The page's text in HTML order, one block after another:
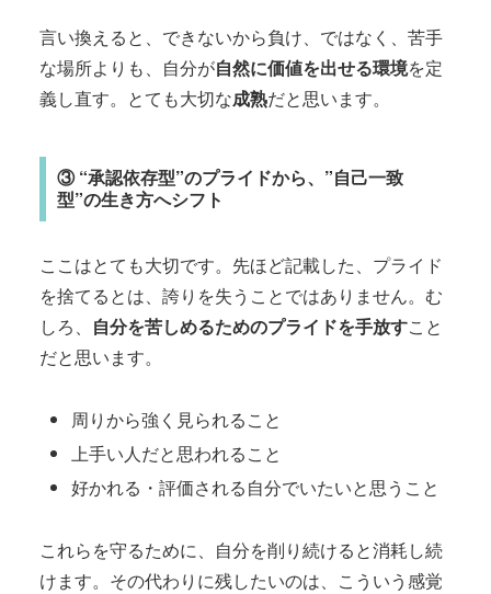
言い換えると、できないから負け、ではなく、苦手
な場所よりも、自分が自然に価値を出せる環境を定
義し直す。とても大切な成熟だと思います。
③ “承認依存型”のプライドから、”自己一致
型”の生き方へシフト
ここはとても大切です。先ほど記載した、プライド
を捨てるとは、誇りを失うことではありません。む
しろ、 自分を苦しめるためのプライドを手放すこと
だと思います。
周りから強く見られること
上手い人だと思われること
好かれる・評価される自分でいたいと思うこと
これらを守るために、自分を削り続けると消耗し続
けます。その代わりに残したいのは、こういう感覚